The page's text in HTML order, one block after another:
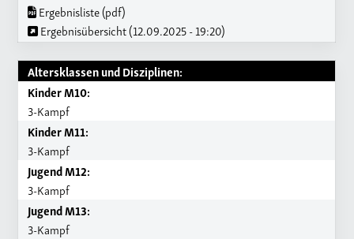
Ergebnisliste (pdf)
Ergebnisübersicht (12.09.2025 - 19:20)
Altersklassen und Disziplinen:
Kinder M10:
3-Kampf
Kinder M11:
3-Kampf
Jugend M12:
3-Kampf
Jugend M13:
3-Kampf